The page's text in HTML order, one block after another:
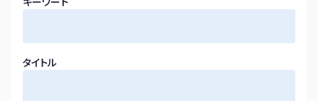
タイトル